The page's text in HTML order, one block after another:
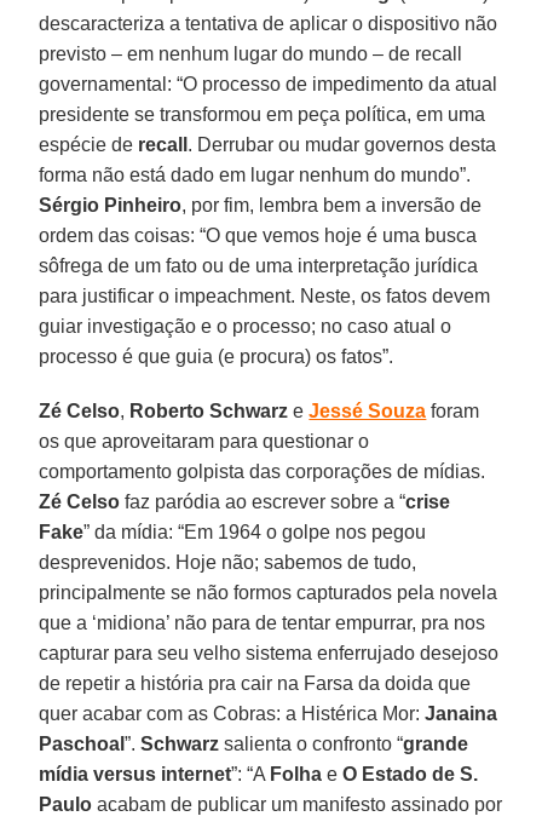
descaracteriza a tentativa de aplicar o dispositivo não
previsto – em nenhum lugar do mundo – de recall
governamental: “O processo de impedimento da atual
presidente se transformou em peça política, em uma
espécie de recall . Derrubar ou mudar governos desta
forma não está dado em lugar nenhum do mundo”.
Sérgio Pinheiro, por fim, lembra bem a inversão de
ordem das coisas: “O que vemos hoje é uma busca
sôfrega de um fato ou de uma interpretação jurídica
para justificar o impeachment. Neste, os fatos devem
guiar investigação e o processo; no caso atual o
processo é que guia (e procura) os fatos”.
Zé Celso, Roberto Schwarz eJessé Souza foram
os que aproveitaram para questionar o
comportamento golpista das corporações de mídias.
Zé Celso faz paródia ao escrever sobre a “crise
Fake” da mídia: “Em 1964 o golpe nos pegou
desprevenidos. Hoje não; sabemos de tudo,
principalmente se não formos capturados pela novela
que a ‘midiona’ não para de tentar empurrar, pra nos
capturar para seu velho sistema enferrujado desejoso
de repetir a história pra cair na Farsa da doida que
quer acabar com as Cobras: a Histérica Mor:Janaina
Paschoal”.Schwarz salienta o confronto “grande
mídia versus internet”: “A Folha eO Estado de S.
Paulo acabam de publicar um manifesto assinado por